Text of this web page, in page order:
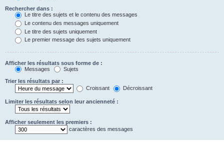
Rechercher dans :
Le titre des sujets et le contenu des messages
Le contenu des messages uniquement
Le titre des sujets uniquement
Le premier message des sujets uniquement
Afficher les résultats sous forme de :
Messages
Sujets
Trier les résultats par :
Croissant
Décroissant
Limiter les résultats selon leur ancienneté :
Afficher seulement les premiers :
caractères des messages